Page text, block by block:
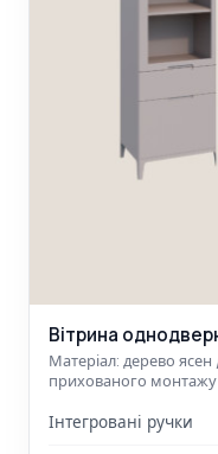
Вітрина
Матеріал: дерево
прихованого
Інтегровані ручки